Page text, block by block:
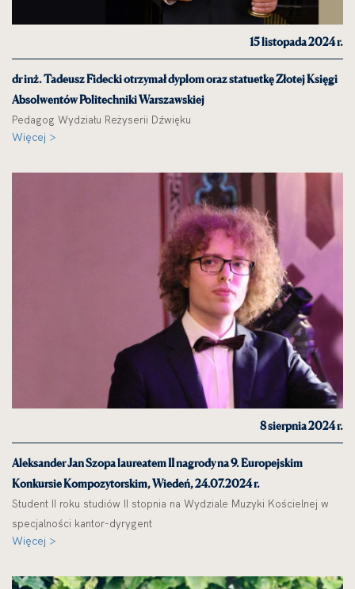
15 listopada 2024 r.
dr inż. Tadeusz Fidecki otrzymał dyplom oraz statuetkę Złotej Księgi
Absolwentów Politechniki Warszawskiej
Pedagog Wydziału Reżyserii Dźwięku
Więcej >
8 sierpnia 2024 r.
Aleksander Jan Szopa laureatem II nagrody na 9. Europejskim
Konkursie Kompozytorskim, Wiedeń, 24.07.2024 r.
Student II roku studiów II stopnia na Wydziale Muzyki Kościelnej w
specjalności kantor-dyrygent
Więcej >